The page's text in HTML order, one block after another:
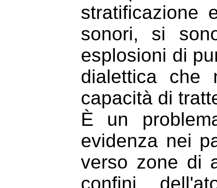
stratificazione
sonori, si
esplosioni di
dialettica che
capacità di
È un
evidenza nei
verso zone di
confini